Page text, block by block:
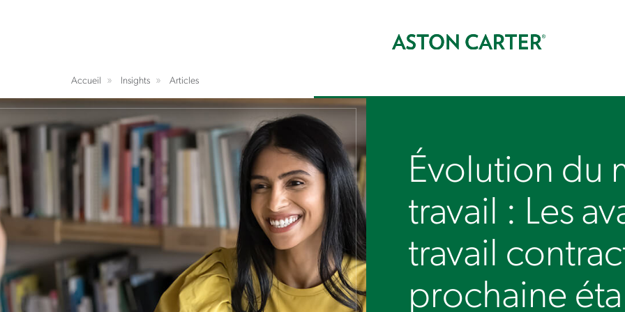
Accueil Insights Articles
Évolution du
travail : Les
travail
prochaine